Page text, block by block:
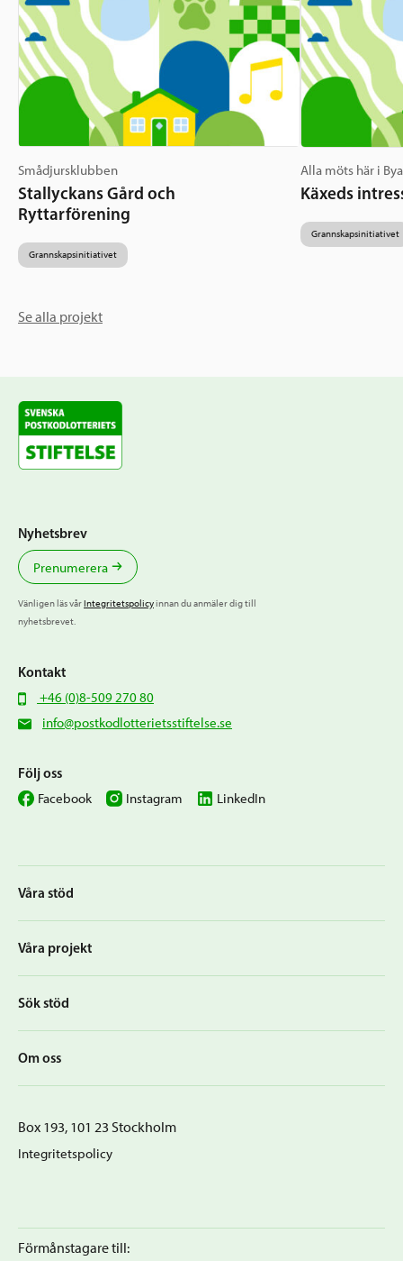
Smådjursklubben
Stallyckans Gård och
Ryttarförening
Grannskapsinitiativet
Alla möts här i
Käxeds
Grannskapsinitiativet
Se alla projekt
Våra stöd
Våra projekt
Sök stöd
Om oss
Nyhetsbrev
Prenumerera
Vänligen läs vårIntegritetspolicyinnan du anmäler dig till
nyhetsbrevet.
Kontakt
+46 (0)8-509 270 80
info@postkodlotterietsstiftelse.se
Följ oss
Facebook Instagram LinkedIn
Förmånstagare till:
Box 193, 101 23 Stockholm
Integritetspolicy